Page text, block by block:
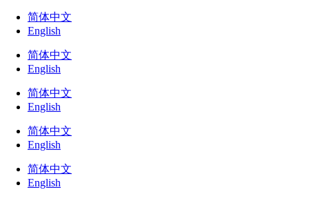
简体中文
English
简体中文
English
简体中文
English
简体中文
English
简体中文
English